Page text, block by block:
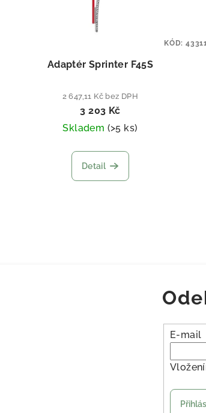
Adaptér Sprinter F45S
2 647,11 Kč bez DPH
3 203 Kč
Skladem (>5 ks)
Detail
KÓD:
E-mail